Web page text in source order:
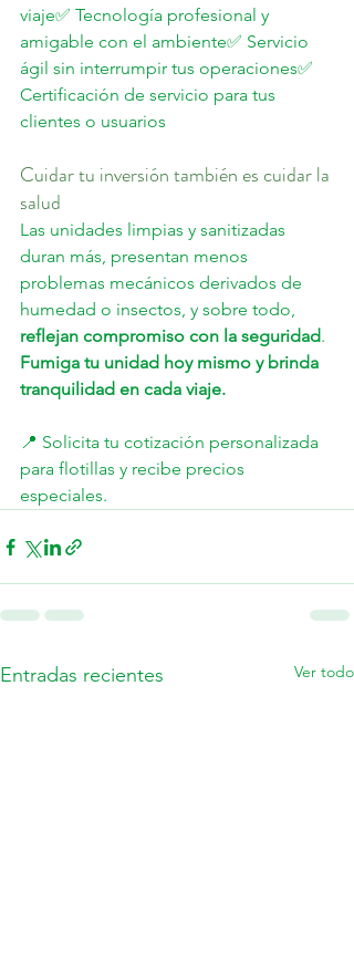
viaje✅ Tecnología profesional y
amigable con el ambiente✅ Servicio
ágil sin interrumpir tus operaciones✅
Certificación de servicio para tus
clientes o usuarios
Cuidar tu inversión también es cuidar la
salud
Las unidades limpias y sanitizadas
duran más, presentan menos
problemas mecánicos derivados de
humedad o insectos, y sobre todo,
reflejan compromiso con la seguridad.
Fumiga tu unidad hoy mismo y brinda
tranquilidad en cada viaje.
📍 Solicita tu cotización personalizada
para flotillas y recibe precios
especiales.
Entradas recientes Ver todo